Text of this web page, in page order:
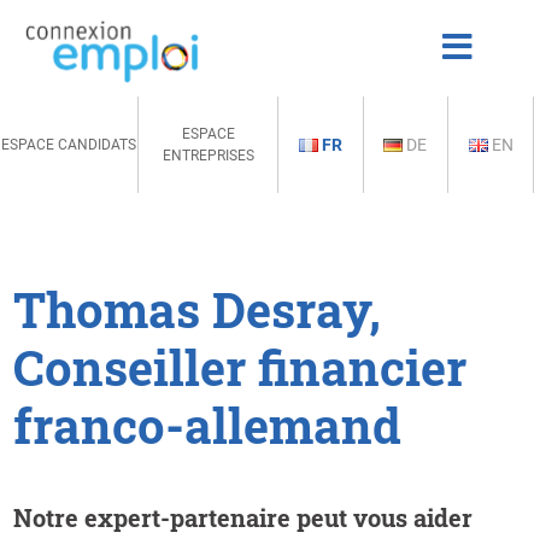
ESPACE CANDIDATS
ESPACE
ENTREPRISES
FR DE EN
Thomas Desray,
Conseiller financier
franco-allemand
Notre expert-partenaire peut vous aider